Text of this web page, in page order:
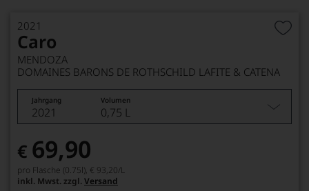
2021
Caro
MENDOZA
DOMAINES BARONS DE ROTHSCHILD LAFITE & CATENA
Jahrgang Volumen
2021 0,75 L
€ 69,90
pro Flasche (0.75l), € 93,20/L
inkl. Mwst. zzgl. Versand